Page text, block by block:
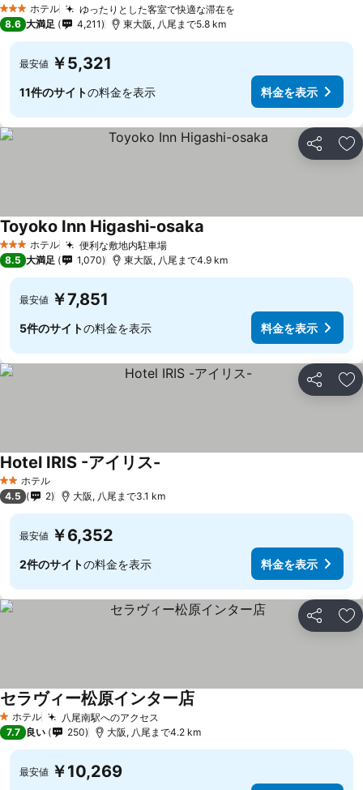
3 ホテルのランク
ホテル
ゆったりとした客室で快適な滞在を
8.6 大満足 4,211 東大阪, 八尾まで5.8 km
最安値 ￥5,321
11件のサイトの料金を表示 料金を表示
シェア お
3 ホテルのランク
ホテル 便利な敷地内駐車場
Toyoko Inn Higashi-osaka
8.5 大満足 1,070 東大阪, 八尾まで4.9 km
最安値 ￥7,851
5件のサイトの料金を表示 料金を表示
シェア お
2 ホテルのランク
ホテル
Hotel IRIS -アイリス-
4.5 2 大阪, 八尾まで3.1 km
最安値 ￥6,352
2件のサイトの料金を表示 料金を表示
シェア お
1 ホテルのランク
ホテル 八尾南駅へのアクセス
セラヴィー松原インター店
7.7 良い 250 大阪, 八尾まで4.2 km
最安値 ￥10,269